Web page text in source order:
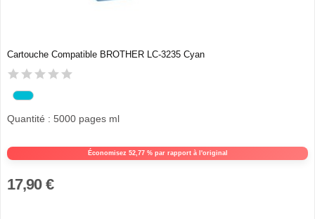
Cartouche Compatible BROTHER LC-3235 Cyan
Économisez 52,77 % par rapport à l'original
Quantité : 5000 pages ml
17,90 €